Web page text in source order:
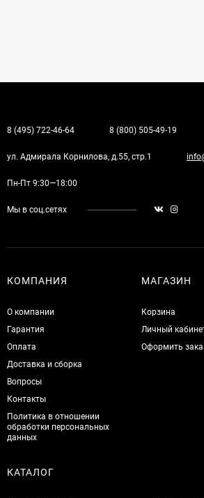
8 (495) 722-46-64 8 (800) 505-49-19
ул. Адмирала Корнилова, д.55, стр.1
Пн-Пт 9:30—18:00
Мы в соц.сетях
КОМПАНИЯ
О компании
Гарантия
Оплата
Доставка и сборка
Вопросы
Контакты
Политика в отношении
обработки персональных
данных
МАГАЗИН
Корзина
Личный
Оформить
КАТАЛОГ